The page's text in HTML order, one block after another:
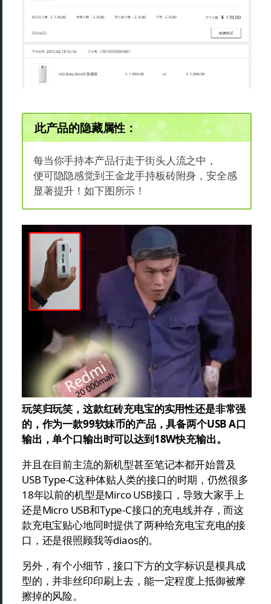
此产品的隐藏属性：
每当你手持本产品行走于街头人流之中，
便可隐隐感觉到王金龙手持板砖附身，安全感
显著提升！如下图所示！
玩笑归玩笑，这款红砖充电宝的实用性还是非常强
的，作为一款99软妹币的产品，具备两个USB A口
输出，单个口输出时可以达到18W快充输出。
并且在目前主流的新机型甚至笔记本都开始普及
USB Type-C这种体贴人类的接口的时期，仍然很多
18年以前的机型是Mirco USB接口，导致大家手上
还是Micro USB和Type-C接口的充电线并存，而这
款充电宝贴心地同时提供了两种给充电宝充电的接
口，还是很照顾我等diaos的。
另外，有个小细节，接口下方的文字标识是模具成
型的，并非丝印印刷上去，能一定程度上抵御被摩
擦掉的风险。